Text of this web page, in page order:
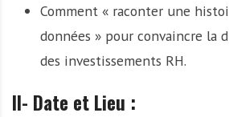
Comment « raconter une
données » pour convaincre la
des investissements RH.
II- Date et Lieu :